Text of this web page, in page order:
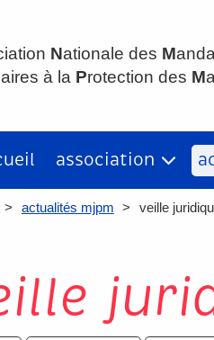
Nationale des M
à la Protection des M
association
> actualités mjpm > veille